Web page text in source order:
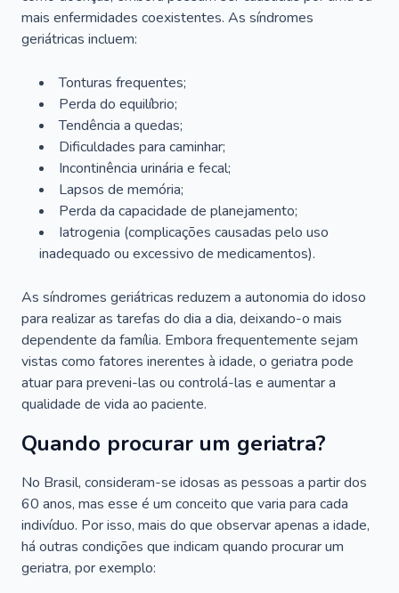
mais enfermidades coexistentes. As síndromes
geriátricas incluem:
Tonturas frequentes;
Perda do equilíbrio;
Tendência a quedas;
Dificuldades para caminhar;
Incontinência urinária e fecal;
Lapsos de memória;
Perda da capacidade de planejamento;
Iatrogenia (complicações causadas pelo uso
inadequado ou excessivo de medicamentos).
As síndromes geriátricas reduzem a autonomia do idoso
para realizar as tarefas do dia a dia, deixando-o mais
dependente da família. Embora frequentemente sejam
vistas como fatores inerentes à idade, o geriatra pode
atuar para preveni-las ou controlá-las e aumentar a
qualidade de vida ao paciente.
Quando procurar um geriatra?
No Brasil, consideram-se idosas as pessoas a partir dos
60 anos, mas esse é um conceito que varia para cada
indivíduo. Por isso, mais do que observar apenas a idade,
há outras condições que indicam quando procurar um
geriatra, por exemplo: